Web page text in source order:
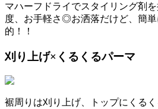
マハーフドライでスタイリング剤
度、お手軽さ◎お洒落だけど、簡
的！！
刈り上げ×くるくるパーマ
裾周りは刈り上げ、トップにくる